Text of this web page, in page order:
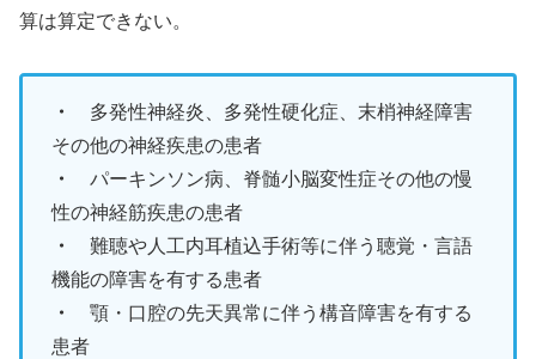
算は算定できない。
・
多発性神経炎、多発性硬化症、末梢神経障害
その他の神経疾患の患者
・ パーキンソン病、脊髄小脳変性症その他の慢
性の神経筋疾患の患者
・ 難聴や人工内耳植込手術等に伴う聴覚・言語
機能の障害を有する患者
・ 顎・口腔の先天異常に伴う構音障害を有する
患者